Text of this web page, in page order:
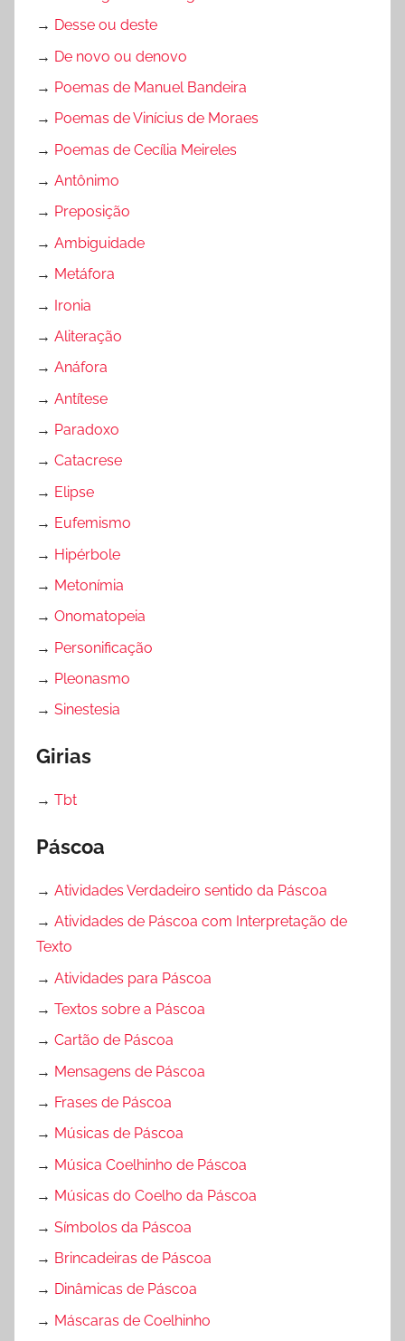
→ Desse ou deste
→ De novo ou denovo
→ Poemas de Manuel Bandeira
→ Poemas de Vinícius de Moraes
→ Poemas de Cecília Meireles
→ Antônimo
→ Preposição
→ Ambiguidade
→ Metáfora
→ Ironia
→ Aliteração
→ Anáfora
→ Antítese
→ Paradoxo
→ Catacrese
→ Elipse
→ Eufemismo
→ Hipérbole
→ Metonímia
→ Onomatopeia
→ Personificação
→ Pleonasmo
→ Sinestesia
Girias
→ Tbt
Páscoa
→ Atividades Verdadeiro sentido da Páscoa
→ Atividades de Páscoa com Interpretação de
Texto
→ Atividades para Páscoa
→ Textos sobre a Páscoa
→ Cartão de Páscoa
→ Mensagens de Páscoa
→ Frases de Páscoa
→ Músicas de Páscoa
→ Música Coelhinho de Páscoa
→ Músicas do Coelho da Páscoa
→ Símbolos da Páscoa
→ Brincadeiras de Páscoa
→ Dinâmicas de Páscoa
→ Máscaras de Coelhinho